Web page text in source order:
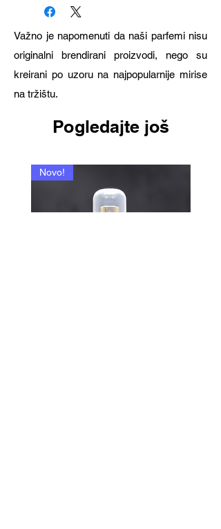
Važno je napomenuti da naši parfemi nisu
originalni brendirani proizvodi, nego su
kreirani po uzoru na najpopularnije mirise
na tržištu.
Pogledajte još
Novo!